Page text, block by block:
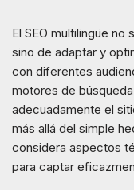
El SEO multilingüe
sino de adaptar y
con diferentes
motores de
adecuadamente el
más allá del simple
considera aspectos
para captar